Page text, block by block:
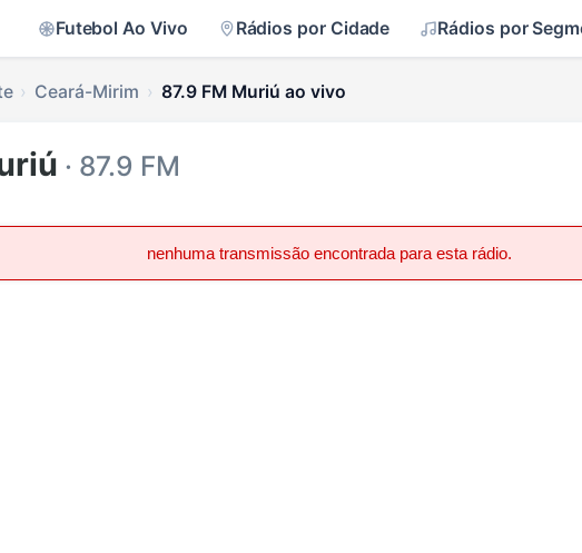
Futebol Ao Vivo Rádios por Cidade Rádios por
Ceará-Mirim 87.9 FM Muriú ao vivo
· 87.9 FM
nenhuma transmissão encontrada para esta rádio.